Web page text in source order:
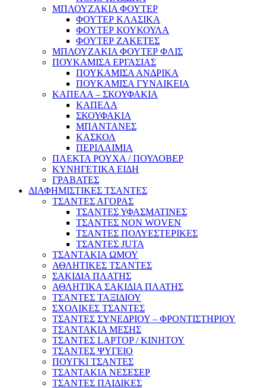
ΜΠΛΟΥΖΑΚΙΑ ΦΟΥΤΕΡ
ΦΟΥΤΕΡ ΚΛΑΣΙΚΑ
ΦΟΥΤΕΡ ΚΟΥΚΟΥΛΑ
ΦΟΥΤΕΡ ΖΑΚΕΤΕΣ
ΜΠΛΟΥΖΑΚΙΑ ΦΟΥΤΕΡ ΦΛΙΣ
ΠΟΥΚΑΜΙΣΑ ΕΡΓΑΣΙΑΣ
ΠΟΥΚΑΜΙΣΑ ΑΝΔΡΙΚΑ
ΠΟΥΚΑΜΙΣΑ ΓΥΝΑΙΚΕΙΑ
ΚΑΠΕΛΑ – ΣΚΟΥΦΑΚΙΑ
ΚΑΠΕΛΑ
ΣΚΟΥΦΑΚΙΑ
ΜΠΑΝΤΑΝΕΣ
ΚΑΣΚΟΛ
ΠΕΡΙΛΑΙΜΙΑ
ΠΛΕΚΤΑ ΡΟΥΧΑ / ΠΟΥΛΟΒΕΡ
ΚΥΝΗΓΕΤΙΚΑ ΕΙΔΗ
ΓΡΑΒΑΤΕΣ
ΔΙΑΦΗΜΙΣΤΙΚΕΣ ΤΣΑΝΤΕΣ
ΤΣΑΝΤΕΣ ΑΓΟΡΑΣ
ΤΣΑΝΤΕΣ ΥΦΑΣΜΑΤΙΝΕΣ
ΤΣΑΝΤΕΣ NON WOVEN
ΤΣΑΝΤΕΣ ΠΟΛΥΕΣΤΕΡΙΚΕΣ
ΤΣΑΝΤΕΣ JUTA
ΤΣΑΝΤΑΚΙΑ ΩΜΟΥ
ΑΘΛΗΤΙΚΕΣ ΤΣΑΝΤΕΣ
ΣΑΚΙΔΙΑ ΠΛΑΤΗΣ
ΑΘΛΗΤΙΚΑ ΣΑΚΙΔΙΑ ΠΛΑΤΗΣ
ΤΣΑΝΤΕΣ ΤΑΞΙΔΙΟΥ
ΣΧΟΛΙΚΕΣ ΤΣΑΝΤΕΣ
ΤΣΑΝΤΕΣ ΣΥΝΕΔΡΙΟΥ – ΦΡΟΝΤΙΣΤΗΡΙΟΥ
ΤΣΑΝΤΑΚΙΑ ΜΕΣΗΣ
ΤΣΑΝΤΕΣ LAPTOP / ΚΙΝΗΤΟΥ
ΤΣΑΝΤΕΣ ΨΥΓΕΙΟ
ΠΟΥΓΚΙ ΤΣΑΝΤΕΣ
ΤΣΑΝΤΑΚΙΑ ΝΕΣΕΣΕΡ
ΤΣΑΝΤΕΣ ΠΑΙΔΙΚΕΣ